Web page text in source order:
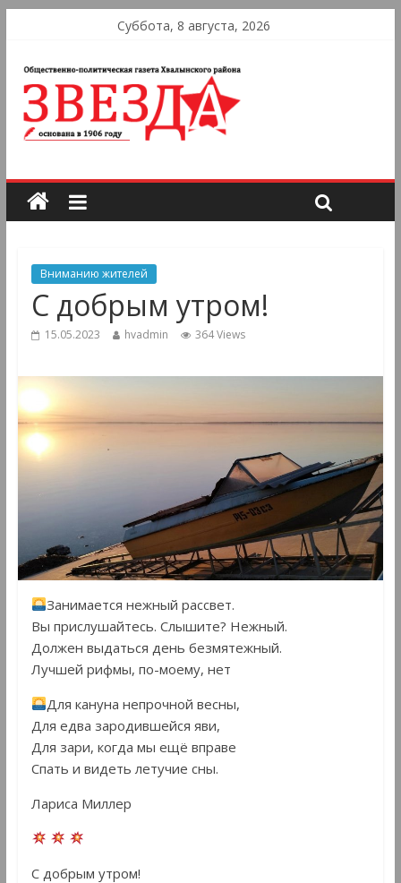
Суббота, 8 августа, 2026
Вниманию жителей
С добрым утром!
15.05.2023 hvadmin 364 Views
Занимается нежный рассвет.
Вы прислушайтесь. Слышите? Нежный.
Должен выдаться день безмятежный.
Лучшей рифмы, по-моему, нет
Для кануна непрочной весны,
Для едва зародившейся яви,
Для зари, когда мы ещё вправе
Спать и видеть летучие сны.
Лариса Миллер
С добрым утром!